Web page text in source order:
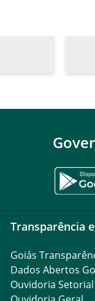
Transparência
Goiás
Dados Abertos
Ouvidoria Setorial